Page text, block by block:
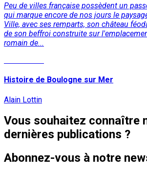
Peu de villes française possèdent un
qui marque encore de nos jours le
Ville, avec ses remparts, son château
de son beffroi construite sur
romain de...
Histoire de Boulogne sur Mer
Alain Lottin
Vous souhaitez connaître
dernières publications ?
Abonnez-vous à notre